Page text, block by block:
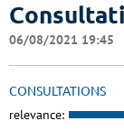
06/08/2021 19:45
CONSULTATIONS
relevance: